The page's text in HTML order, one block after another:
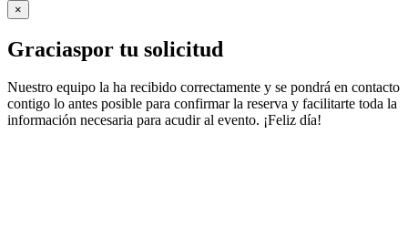
×
Graciaspor tu solicitud
Nuestro equipo la ha recibido correctamente y se pondrá en contacto
contigo lo antes posible para confirmar la reserva y facilitarte toda la
información necesaria para acudir al evento. ¡Feliz día!